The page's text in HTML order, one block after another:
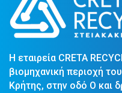
Η εταιρεία CRETA
βιομηχανική περιοχή
Κρήτης, στην οδό Ο και